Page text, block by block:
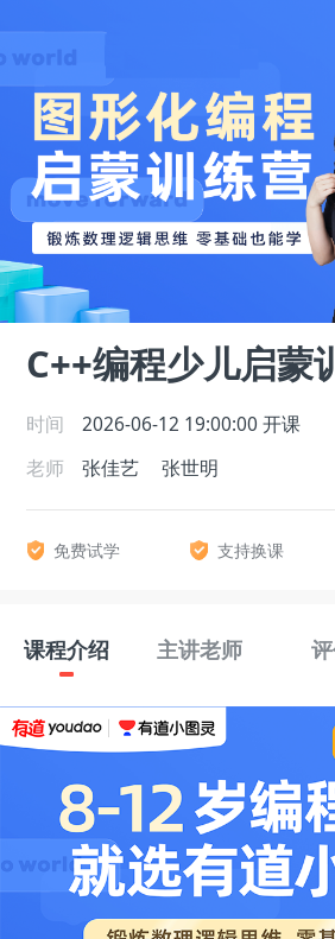
C++编程少儿启蒙
时间 2026-06-12 19:00:00 开课
老师
张佳艺 张世明
免费试学 支持换课
课程介绍 主讲老师